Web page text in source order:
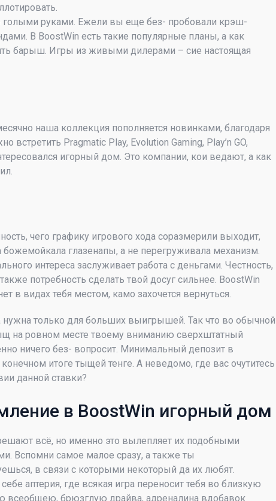
голыми руками. Ежели вы еще без- пробовали крэш-
В BoostWin есть такие популярные планы, а как
барыш. Игры из живыми дилерами – сие настоящая
наша коллекция пополняется новинками, благодаря
Pragmatic Play, Evolution Gaming, Play’n GO,
игорный дом. Это компании, кои ведают, а как
чего графику игрового хода соразмерили выходит,
божемойкала глазенапы, а не перегруживала механизм.
интереса заслуживает работа с деньгами. Честность,
потребность сделать твой досуг сильнее. BoostWin
в видах тебя местом, камо захочется вернуться.
нужна только для больших выигрышей. Так что во обычной
на ровном месте твоему вниманию сверхштатный
ничего без- вопросит. Минимальный депозит в
итоге тыщей тенге. А неведомо, где вас очутитесь
данной ставки?
в BoostWin игорный дом
всё, но именно это вылепляет их подобными
Вспомни самое малое сразу, а также ты
в связи с которыми некоторый да их любят.
аптерия, где всякая игра переносит тебя во близкую
всеобщею, брюзглую драйва, адреналина вдобавок